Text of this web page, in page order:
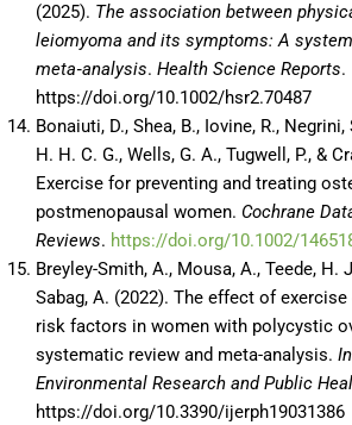
(2025). The association between
leiomyoma and its symptoms: A
meta‐analysis. Health Science Reports.
https://doi.org/10.1002/hsr2.70487
Bonaiuti, D., Shea, B., Iovine, R., Negrini,
H. H. C. G., Wells, G. A., Tugwell, P., &
Exercise for preventing and treating
postmenopausal women. Cochrane
Reviews. https://doi.org/10.1002/
Breyley-Smith, A., Mousa, A., Teede, H.
Sabag, A. (2022). The effect of
risk factors in women with polycystic
systematic review and meta-analysis.
Environmental Research and Public
https://doi.org/10.3390/ijerph19031386